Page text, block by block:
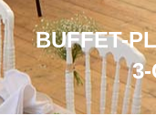
BUFFET-